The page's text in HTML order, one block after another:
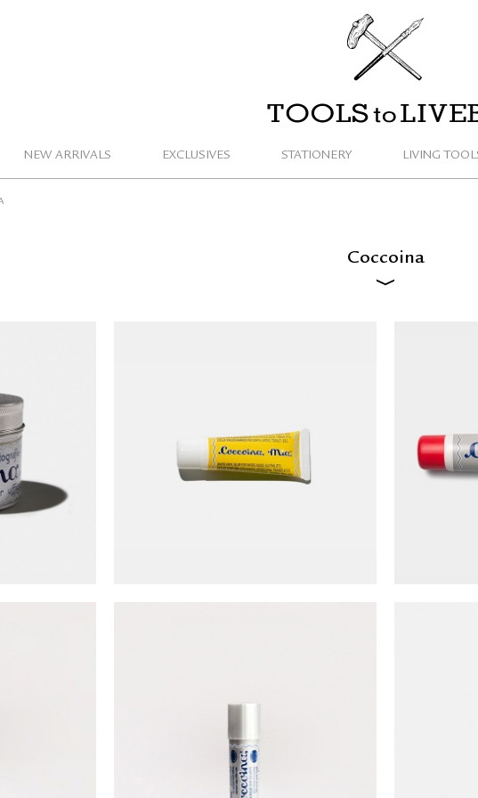
NEW ARRIVALS EXCLUSIVES STATIONERY LIVING
Coccoina
漿糊 Coccoina 經典杏仁味Mia白膠 (25公克)
NT$60
Coccoina
膠 (20公克)